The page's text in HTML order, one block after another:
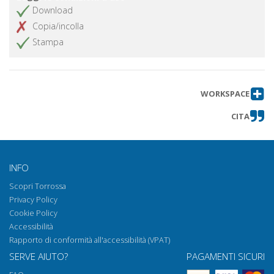
Download
Copia/incolla
Stampa
WORKSPACE
CITA
INFO
Scopri Torrossa
Privacy Policy
Cookie Policy
Accessibilità
Rapporto di conformità all'accessibilità (VPAT)
SERVE AIUTO? PAGAMENTI SICURI